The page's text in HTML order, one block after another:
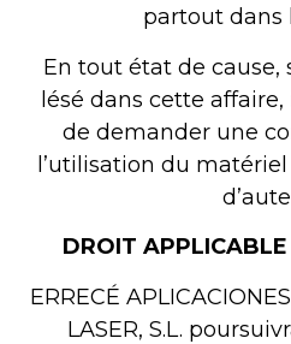
partout dans
En tout état de cause,
lésé dans cette
de demander une
l’utilisation du
DROIT
ERRECÉ
LASER, S.L.